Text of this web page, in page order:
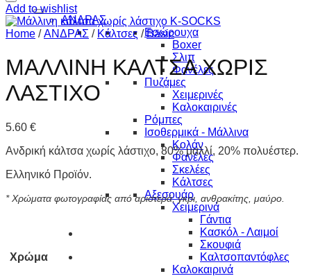
ΑΝΔΡΑΣ
Εσώρουχα
Boxer
Σλιπ
Φανέλες
Πυζάμες
Χειμερινές
Καλοκαιρινές
Ρόμπες
Ισοθερμικά - Μάλλινα
Κολάν
Φανέλες
Σκελέες
Κάλτσες
Αξεσουάρ
Χειμερινά
Γάντια
Κασκόλ - Λαιμοί
Σκουφιά
Καλτσοπαντόφλες
Καλοκαιρινά
Add to wishlist
Home / ΑΝΔΡΑΣ / Κάλτσες / Basic
ΜΑΛΛΙΝΗ ΚΑΛΤΣΑ ΧΩΡΙΣ
ΛΑΣΤΙΧΟ
5.60 €
Ανδρική κάλτσα χωρίς λάστιχο, 80% μαλλί, 20% πολυέστερ.
Ελληνικό Προϊόν.
* Χρώματα φωτογραφίας από αριστερά, γκρι, ανθρακίτης, μαύρο.
Χρώμα